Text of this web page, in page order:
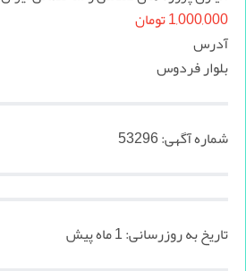
1,000,000 تومان
آدرس
بلوار فردوس
شماره آگهی:53296
تاریخ به روزرسانی:1 ماه پیش